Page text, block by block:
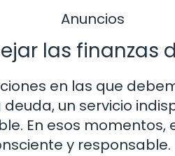
Anuncios
las finanzas
en las que
un servicio
En esos
y responsable.